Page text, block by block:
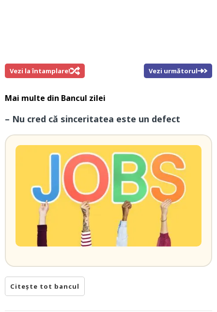
Vezi la întamplare! Vezi următorul
Mai multe din Bancul zilei
– Nu cred că sinceritatea este un defect
Citește tot bancul